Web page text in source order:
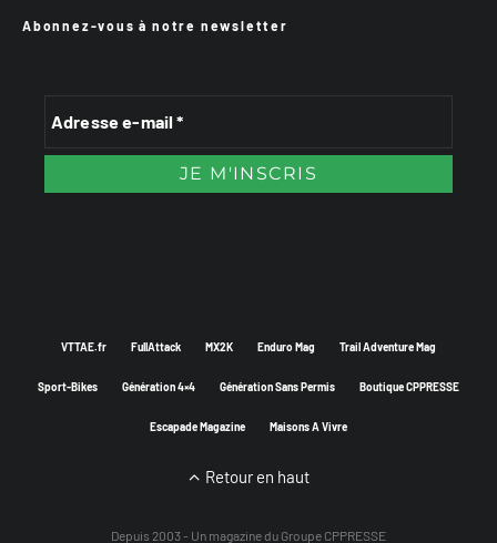
Abonnez-vous à notre newsletter
VTTAE.fr FullAttack MX2K Enduro Mag Trail Adventure Mag
Sport-Bikes Génération 4×4 Génération Sans Permis Boutique CPPRESSE
Escapade Magazine Maisons A Vivre
Retour en haut
Depuis 2003 - Un magazine du Groupe CPPRESSE